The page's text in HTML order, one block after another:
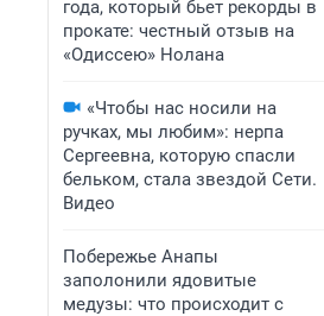
года, который бьет рекорды в
прокате: честный отзыв на
«Одиссею» Нолана
«Чтобы нас носили на
ручках, мы любим»: нерпа
Сергеевна, которую спасли
бельком, стала звездой Сети.
Видео
Побережье Анапы
заполонили ядовитые
медузы: что происходит с